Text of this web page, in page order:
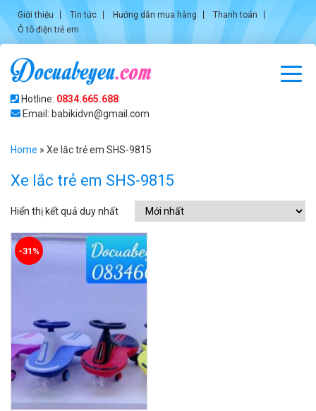
Giới thiệu Tin tức Hướng dẫn mua hàng
Thanh toán
Ô tô điện trẻ em
Hotline: 0834.665.688
Email: babikidvn@gmail.com
Home » Xe lắc trẻ em SHS-9815
Xe lắc trẻ em SHS-9815
Hiển thị kết quả duy nhất
-31%